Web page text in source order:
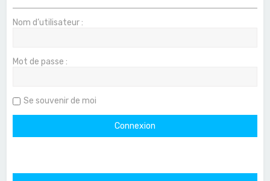
Nom d’utilisateur :
Mot de passe :
Se souvenir de moi